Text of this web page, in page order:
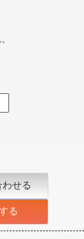
せる
る